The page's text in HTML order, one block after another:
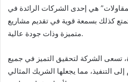
هي إحدى الشركات الرائدة في
كذلك بسمعة قوية في تقديم مشاريع
متميزة وذات جودة عالية.
تسعى الشركة لتحقيق التميز في جميع
التنفيذ، مما يجعلها الشريك المثالي